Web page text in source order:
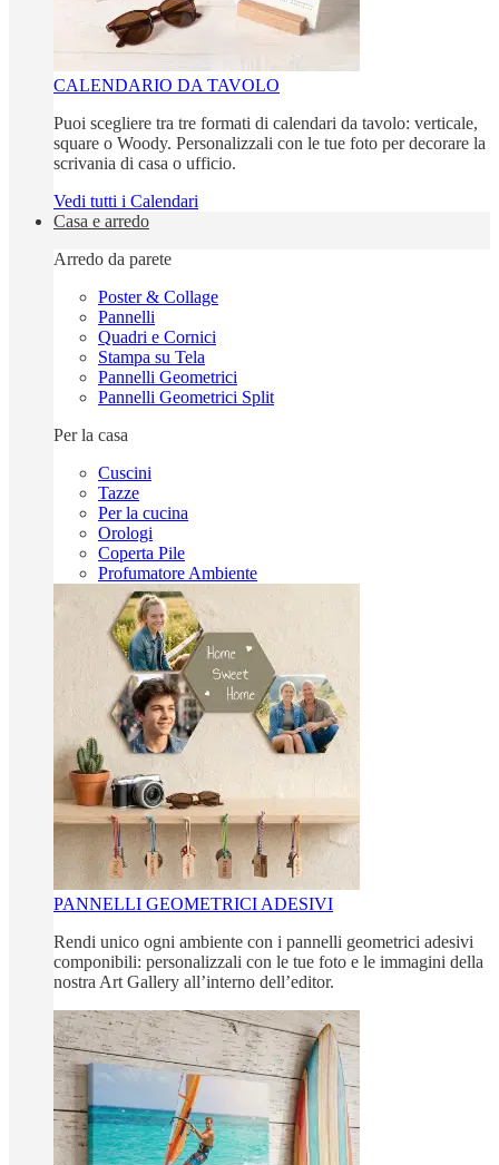
CALENDARIO DA TAVOLO
Puoi scegliere tra tre formati di calendari da tavolo: verticale,
square o Woody. Personalizzali con le tue foto per decorare la
scrivania di casa o ufficio.
Vedi tutti i Calendari
Casa e arredo
Arredo da parete
Poster & Collage
Pannelli
Quadri e Cornici
Stampa su Tela
Pannelli Geometrici
Pannelli Geometrici Split
Per la casa
Cuscini
Tazze
Per la cucina
Orologi
Coperta Pile
Profumatore Ambiente
PANNELLI GEOMETRICI ADESIVI
Rendi unico ogni ambiente con i pannelli geometrici adesivi
componibili: personalizzali con le tue foto e le immagini della
nostra Art Gallery all’interno dell’editor.